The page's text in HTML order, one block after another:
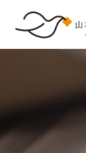
法人のお客様